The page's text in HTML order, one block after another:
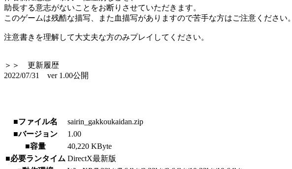
助長する意志がないことをお断りさせていただきます。
このゲームは残酷な描写、また血描写がありますので苦手な方はご注意ください。
注意書きを理解して大丈夫な方のみプレイしてください。
＞＞ 更新履歴
2022/07/31 ver 1.00公開
■ファイル名
sairin_gakkoukaidan.zip
■バージョン
1.00
■容量
40,220 KByte
■必要ランタイム DirectX最新版